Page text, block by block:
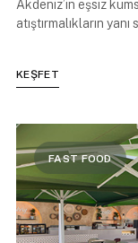
Akdeniz’in eşsiz
atıştırmalıkların
KEŞFET
FAST FOOD